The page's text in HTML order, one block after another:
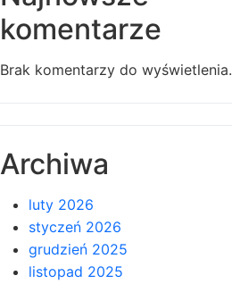
komentarze
Brak komentarzy do wyświetlenia.
Archiwa
luty 2026
styczeń 2026
grudzień 2025
listopad 2025